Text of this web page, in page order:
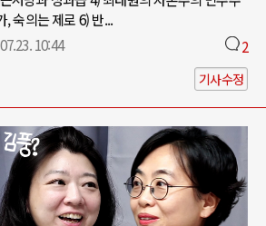
, 숙의는 제로 6) 반...
10:44 2
기사수정